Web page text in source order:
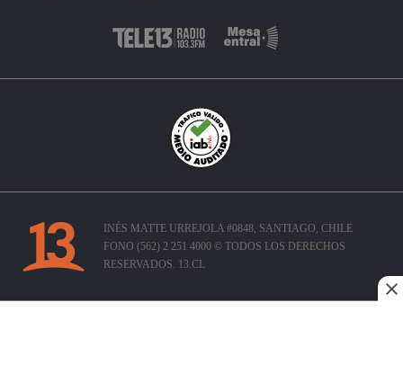
INÉS MATTE URREJOLA #0848, SANTIAGO, CHILE
FONO (562) 2 251 4000 © TODOS LOS DERECHOS
RESERVADOS. 13.CL